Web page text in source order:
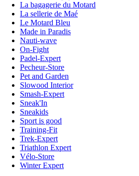
La bagagerie du Motard
La sellerie de Maé
Le Motard Bleu
Made in Paradis
Nauti-wave
On-Fight
Padel-Expert
Pecheur-Store
Pet and Garden
Slowood Interior
Smash-Expert
Sneak'In
Sneakids
Sport is good
Training-Fit
Trek-Expert
Triathlon Expert
Vélo-Store
Winter Expert